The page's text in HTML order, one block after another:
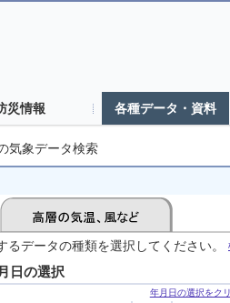
災情報 各種データ・資料
気象データ検索
データの種類を選択してください。
日の選択
年月日の選択をク